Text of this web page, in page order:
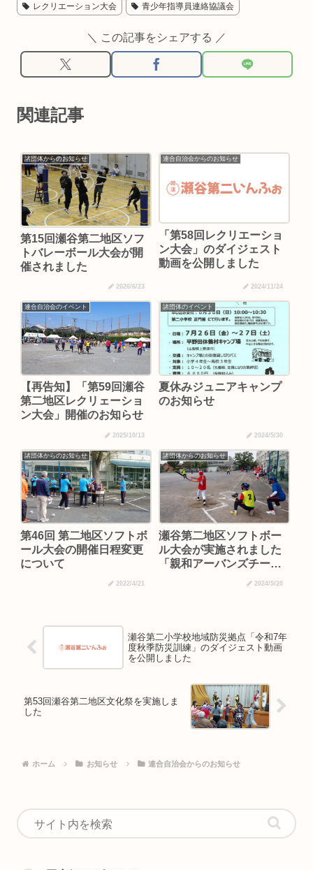
レクリエーション大会 青少年指導員連絡協議会
＼ この記事をシェアする ／
関連記事
諸団体からのお知らせ
第15回瀬谷第二地区ソフ
トバレーボール大会が開
催されました
2026/6/23
連合自治会からのお知らせ
「第58回レクリエーショ
ン大会」のダイジェスト
動画を公開しました
2024/11/24
連合自治会のイベント
【再告知】「第59回瀬谷
第二地区レクリェーショ
ン大会」開催のお知らせ
2025/10/13
諸団体のイベント
夏休みジュニアキャンプ
のお知らせ
2024/5/30
諸団体からのお知らせ
第46回 第二地区ソフトボ
ール大会の開催日程変更
について
2022/4/21
諸団体からのお知らせ
瀬谷第二地区ソフトボー
ル大会が実施されました
「親和アーバンズチーム
2024/5/20
瀬谷第二小学校地域防災拠点「令和7年
度秋季防災訓練」のダイジェスト動画
を公開しました
第53回瀬谷第二地区文化祭を実施しま
した
ホーム お知らせ 連合自治会からのお知らせ